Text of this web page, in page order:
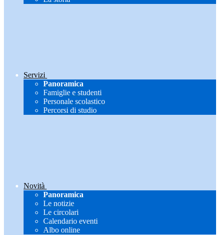
Servizi
Panoramica
Famiglie e studenti
Personale scolastico
Percorsi di studio
Novità
Panoramica
Le notizie
Le circolari
Calendario eventi
Albo online